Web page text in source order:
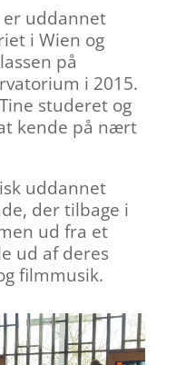
er uddannet
i Wien og
på
i 2015.
studeret og
kende på nært
uddannet
der tilbage i
ud fra et
ud af deres
filmmusik.